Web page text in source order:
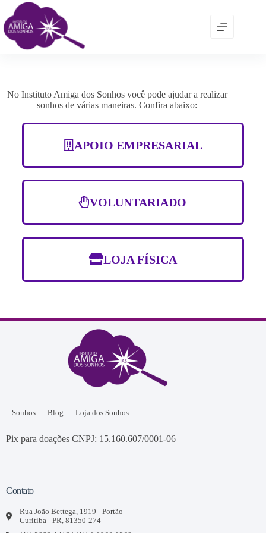
No Instituto Amiga dos Sonhos você pode ajudar a realizar
sonhos de várias maneiras. Confira abaixo:
APOIO EMPRESARIAL
VOLUNTARIADO
LOJA FÍSICA
Sonhos Blog Loja dos Sonhos
Pix para doações CNPJ: 15.160.607/0001-06
Contato
Rua João Bettega, 1919 - Portão
Curitiba - PR, 81350-274